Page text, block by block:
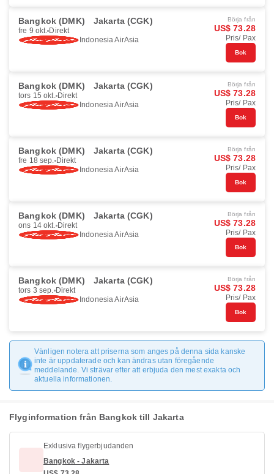
Bangkok (DMK) Jakarta (CGK)
fre 9 okt. Direkt
Indonesia AirAsia
Börja från
US$ 73.28
Pris/ Pax
Bok
Bangkok (DMK) Jakarta (CGK)
tors 15 okt. Direkt
Indonesia AirAsia
Börja från
US$ 73.28
Pris/ Pax
Bok
Bangkok (DMK) Jakarta (CGK)
fre 18 sep. Direkt
Indonesia AirAsia
Börja från
US$ 73.28
Pris/ Pax
Bok
Bangkok (DMK) Jakarta (CGK)
ons 14 okt. Direkt
Indonesia AirAsia
Börja från
US$ 73.28
Pris/ Pax
Bok
Bangkok (DMK) Jakarta (CGK)
tors 3 sep. Direkt
Indonesia AirAsia
Börja från
US$ 73.28
Pris/ Pax
Bok
Vänligen notera att priserna som anges på denna sida kanske
inte är uppdaterade och kan ändras utan föregående
meddelande. Vi strävar efter att erbjuda den mest exakta och
aktuella informationen.
Flyginformation från Bangkok till Jakarta
Exklusiva flygerbjudanden
Bangkok - Jakarta